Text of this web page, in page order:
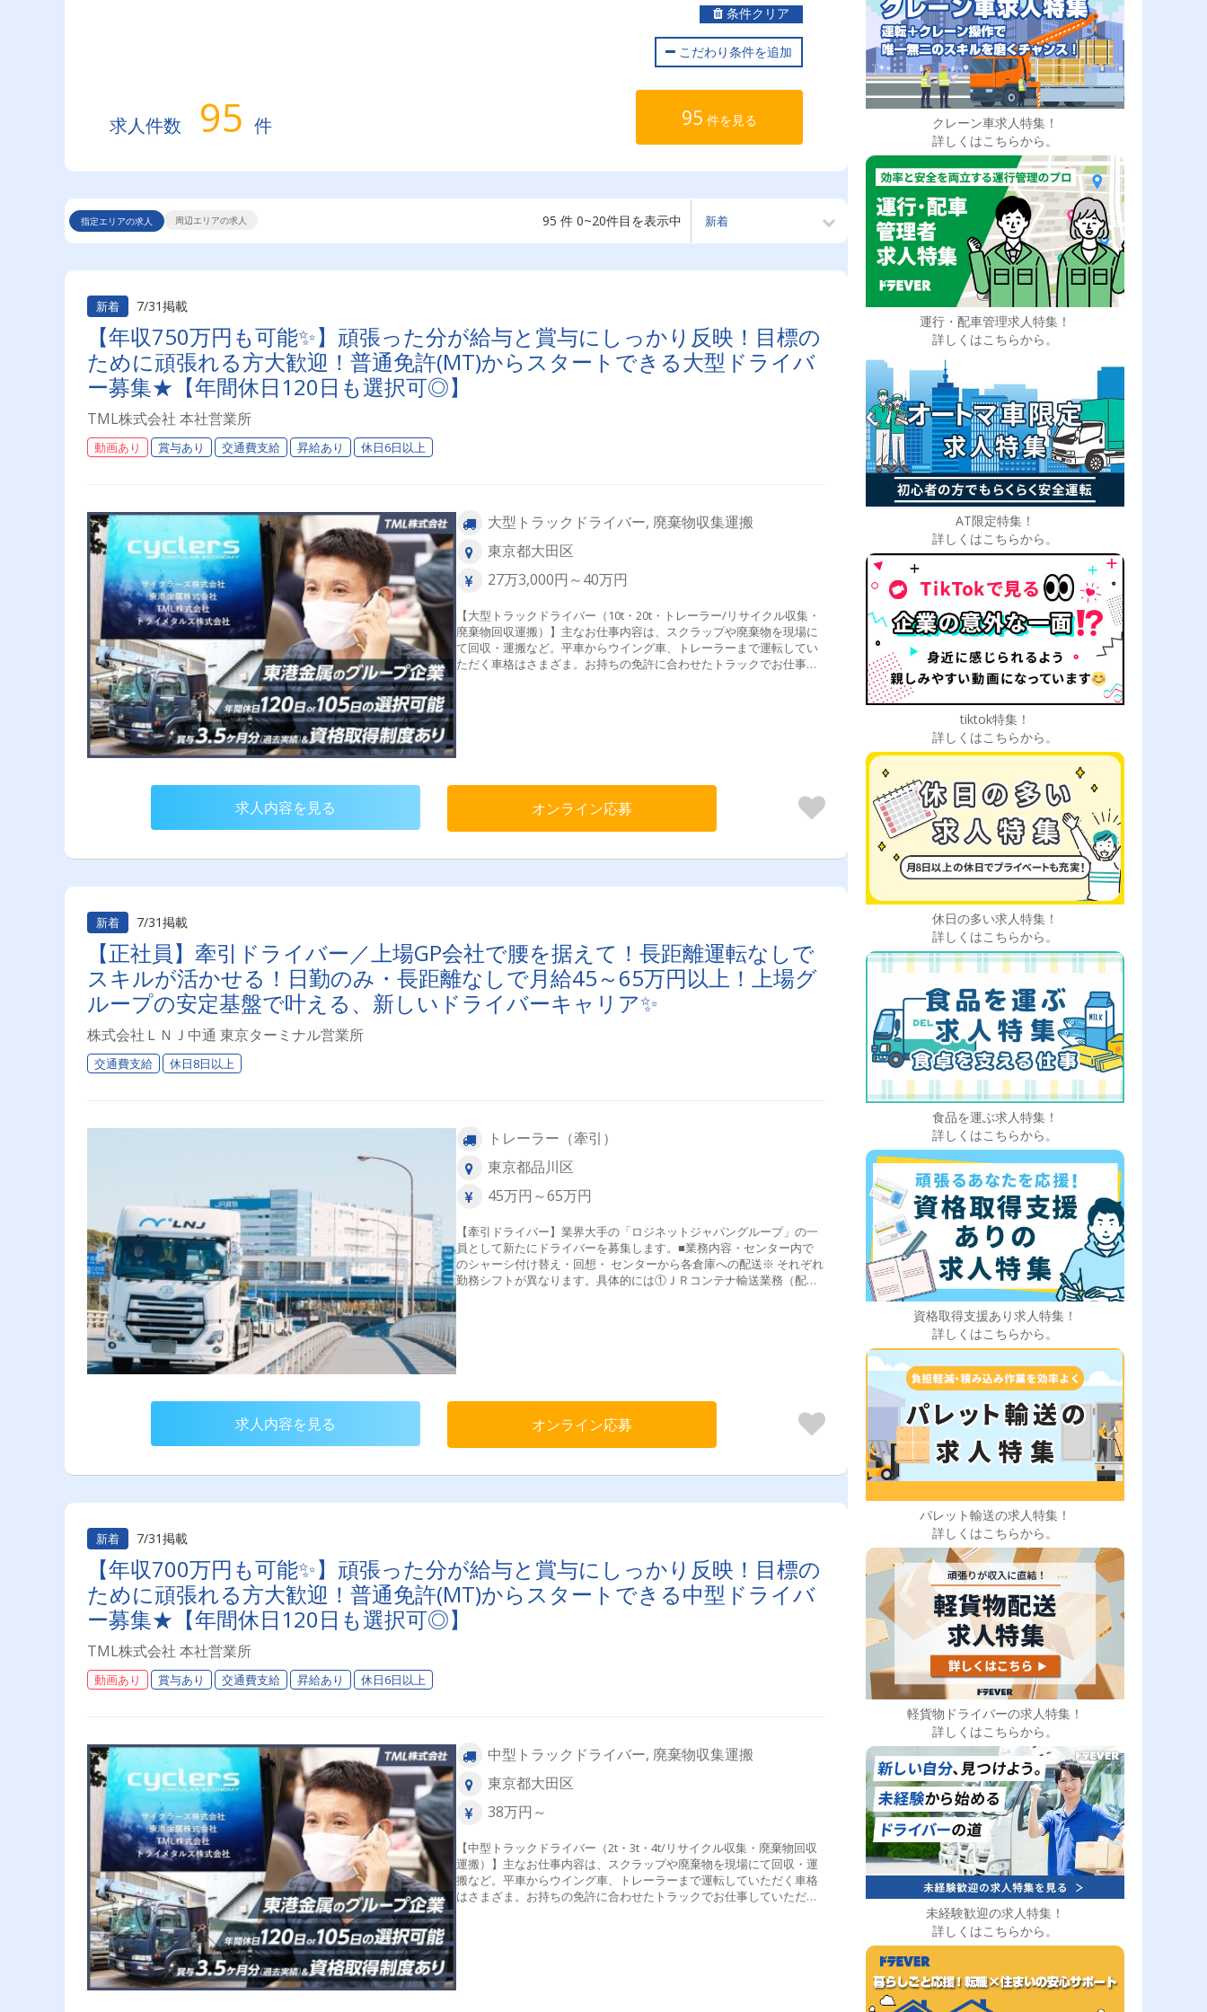
条件クリア
こだわり条件を追加
求人件数 95 件 95 件を見る
指定エリアの求人 周辺エリアの求人 95 件 0~20件目を表示中
新着 7/31掲載
【年収750万円も可能✨】頑張った分が給与と賞与にしっかり反映！目標の
ために頑張れる方大歓迎！普通免許(MT)からスタートできる大型ドライバ
ー募集★【年間休日120日も選択可◎】
TML株式会社 本社営業所
動画あり 賞与あり 交通費支給 昇給あり 休日6日以上
大型トラックドライバー, 廃棄物収集運搬
東京都大田区
27万3,000円～40万円
【大型トラックドライバー（10t・20t・トレーラー/リサイクル収集・
廃棄物回収運搬）】主なお仕事内容は、スクラップや廃棄物を現場に
て回収・運搬など。平車からウイング車、トレーラーまで運転してい
ただく車格はさまざま。お持ちの免許に合わせたトラックでお仕事し
求人内容を見る オンライン応募
新着 7/31掲載
【正社員】牽引ドライバー／上場GP会社で腰を据えて！長距離運転なしで
スキルが活かせる！日勤のみ・長距離なしで月給45～65万円以上！上場グ
ループの安定基盤で叶える、新しいドライバーキャリア✨
株式会社ＬＮＪ中通 東京ターミナル営業所
交通費支給 休日8日以上
トレーラー（牽引）
東京都品川区
45万円～65万円
【牽引ドライバー】業界大手の「ロジネットジャパングループ」の一
員として新たにドライバーを募集します。■業務内容・センター内で
のシャーシ付け替え・回想・ センターから各倉庫への配送※ それぞれ
勤務シフトが異なります。具体的には①ＪＲコンテナ輸送業務（配
達・集荷） 一般雑貨・工業製品
他 ②化
（乙４の資格必要）③産業廃棄物輸送 （地場輸送）④海上コンテナ
輸送（ドレージ）⑤コストコ輸送（地場輸送）etc★大手小売企業様の
配送がメインのため業務量が安定しており、長くご活躍いただけま
で社員同士で協力しあいながら働けます■入社後の流れはじめに先輩
社員の同乗研修から始まります。納品先や積み込み・荷下ろしのコツ
などしっかりとマスターします。その後実際の業務を行っていただき
ますので、自分にあった指導を受けられます。■プライベートも充実
日制とプライベートを充実させることができる働き方です。【2】納得
ールは行いません。業績も安定しているため「長く安心して働きた
い」という方を歓迎します‼
求人内容を見る オンライン応募
新着 7/31掲載
【年収700万円も可能✨】頑張った分が給与と賞与にしっかり反映！目標の
ために頑張れる方大歓迎！普通免許(MT)からスタートできる中型ドライバ
ー募集★【年間休日120日も選択可◎】
TML株式会社 本社営業所
動画あり 賞与あり 交通費支給 昇給あり 休日6日以上
中型トラックドライバー, 廃棄物収集運搬
東京都大田区
38万円～
【中型トラックドライバー（2t・3t・4t/リサイクル収集・廃棄物回収
運搬）】主なお仕事内容は、スクラップや廃棄物を現場にて回収・運
搬など。平車からウイング車、トレーラーまで運転していただく車格
はさまざま。お持ちの免許に合わせたトラックでお仕事していただき
クレーン車求人特集！
詳しくはこちらから。
運行・配車管理求人特集！
詳しくはこちらから。
AT限定特集！
詳しくはこちらから。
tiktok特集！
詳しくはこちらから。
休日の多い求人特集！
詳しくはこちらから。
食品を運ぶ求人特集！
詳しくはこちらから。
資格取得支援あり求人特集！
詳しくはこちらから。
パレット輸送の求人特集！
詳しくはこちらから。
軽貨物ドライバーの求人特集！
詳しくはこちらから。
未経験歓迎の求人特集！
詳しくはこちらから。